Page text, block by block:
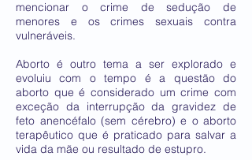
mencionar o crime de sedução de
menores e os crimes sexuais contra
vulneráveis.
Aborto é outro tema a ser explorado e
evoluiu com o tempo é a questão do
aborto que é considerado um crime com
exceção da interrupção da gravidez de
feto anencéfalo (sem cérebro) e o aborto
terapêutico que é praticado para salvar a
vida da mãe ou resultado de estupro.